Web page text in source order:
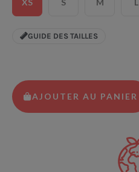
XS S M L
GUIDE DES TAILLES
AJOUTER AU PANIER